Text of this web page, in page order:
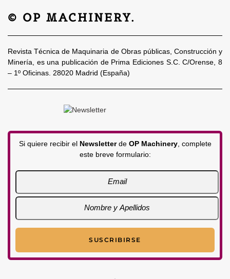
© OP MACHINERY.
Revista Técnica de Maquinaria de Obras públicas, Construcción y
Minería, es una publicación de Prima Ediciones S.C. C/Orense, 8
– 1º Oficinas. 28020 Madrid (España)
Si quiere recibir el Newsletterde OP Machinery, complete
este breve formulario: